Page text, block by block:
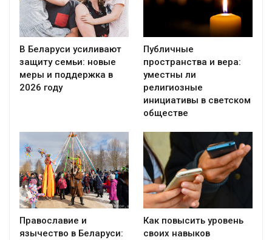
В Беларуси усиливают
защиту семьи: новые
меры и поддержка в
2026 году
Публичные
пространства и вера:
уместны ли
религиозные
инициативы в светском
обществе
Православие и
язычество в Беларуси:
Как повысить уровень
своих навыков